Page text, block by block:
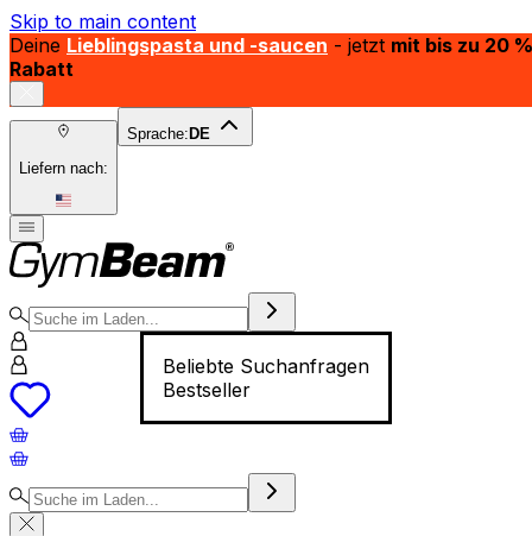
Skip to main content
Deine Lieblingspasta und -saucen - jetzt mit bis zu 20 %
Rabatt
Liefern nach:
Sprache: DE
Beliebte Suchanfragen
Bestseller